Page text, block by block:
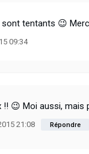
sont tentants 😉
09:34
!! 😉 Moi aussi, mais
21:08 Répondre